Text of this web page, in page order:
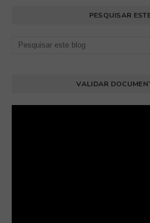
PESQUISAR
VALIDAR